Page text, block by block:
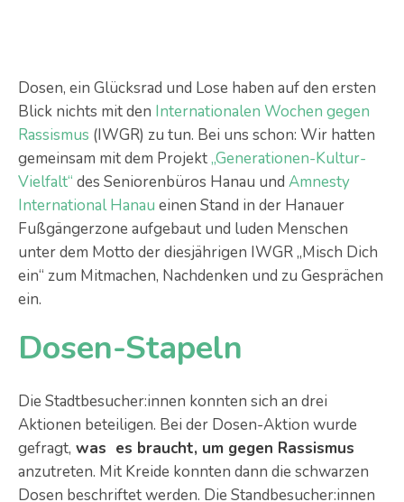
Dosen, ein Glücksrad und Lose haben auf den ersten
Blick nichts mit den Internationalen Wochen gegen
Rassismus (IWGR) zu tun. Bei uns schon: Wir hatten
gemeinsam mit dem Projekt„Generationen-Kultur-
Vielfalt“ des Seniorenbüros Hanau und Amnesty
International Hanau einen Stand in der Hanauer
Fußgängerzone aufgebaut und luden Menschen
unter dem Motto der diesjährigen IWGR „Misch Dich
ein“ zum Mitmachen, Nachdenken und zu Gesprächen
ein.
Dosen-Stapeln
Die Stadtbesucher:innen konnten sich an drei
Aktionen beteiligen. Bei der Dosen-Aktion wurde
gefragt, was es braucht, um gegen Rassismus
anzutreten. Mit Kreide konnten dann die schwarzen
Dosen beschriftet werden. Die Standbesucher:innen